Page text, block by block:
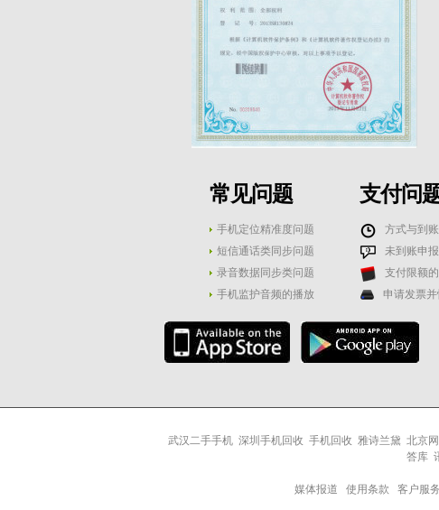
常见问题
手机定位精准度问题
短信通话类同步问题
录音数据同步类问题
手机监护音频的播放
支付问
方式与到
未到账申
支付限额
申请发票并
武汉二手手机 深圳手机回收 手机回收 雅诗兰黛 北京
答库
媒体报道 使用条款 客户服务